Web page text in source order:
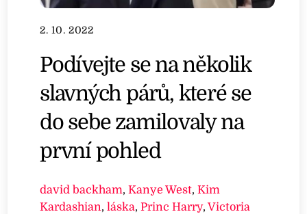
2. 10. 2022
Podívejte se na několik
slavných párů, které se
do sebe zamilovaly na
první pohled
david backham,Kanye West,Kim
Kardashian,láska,Princ Harry,Victoria